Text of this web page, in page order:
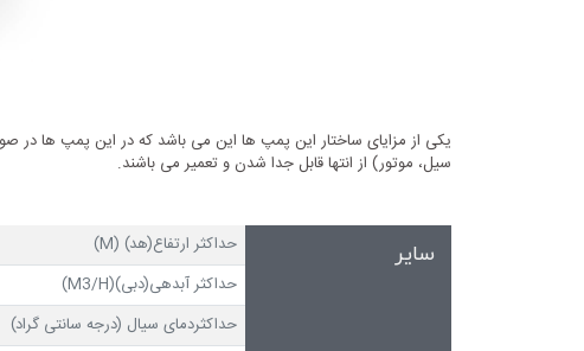
یکی از مزایای ساختار این پمپ ها این می باشد که در این پمپ ها در
سیل، موتور) از انتها قابل جدا شدن و تعمیر می باشند.
سایر حداکثر ارتفاع(هد) (M)
حداکثر آبدهی(دبی)(M3/H)
حداکثردمای سیال (درجه سانتی گراد)